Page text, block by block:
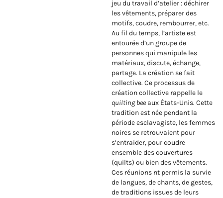
jeu du travail d’atelier : déchirer
les vêtements, préparer des
motifs, coudre, rembourrer, etc.
Au fil du temps, l’artiste est
entourée d’un groupe de
personnes qui manipule les
matériaux, discute, échange,
partage. La création se fait
collective. Ce processus de
création collective rappelle le
quilting beeaux États-Unis. Cette
tradition est née pendant la
période esclavagiste, les femmes
noires se retrouvaient pour
s’entraider, pour coudre
ensemble des couvertures
(quilts) ou bien des vêtements.
Ces réunions nt permis la survie
de langues, de chants, de gestes,
de traditions issues de leurs